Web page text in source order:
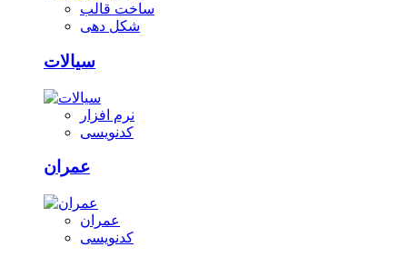
ساخت قالب
شکل دهی
سیالات
نرم افزار
کدنویسی
عمران
عمران
کدنویسی